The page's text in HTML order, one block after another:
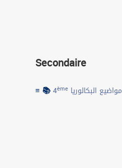
Secondaire
≡ 📚4ème مواضيع البكالوريا